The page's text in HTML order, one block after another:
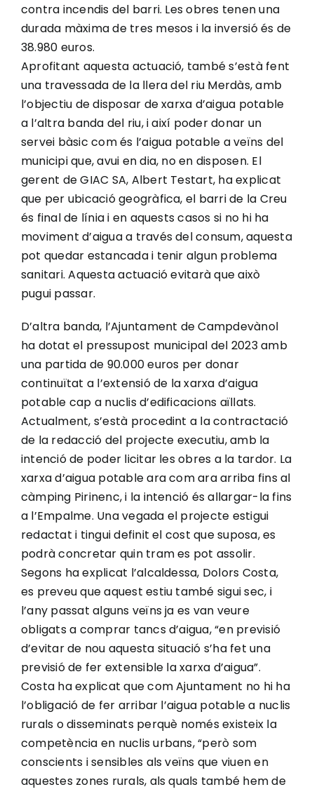
contra incendis del barri. Les obres tenen una
durada màxima de tres mesos i la inversió és de
38.980 euros.
Aprofitant aquesta actuació, també s’està fent
una travessada de la llera del riu Merdàs, amb
l’objectiu de disposar de xarxa d’aigua potable
a l’altra banda del riu, i així poder donar un
servei bàsic com és l’aigua potable a veïns del
municipi que, avui en dia, no en disposen. El
gerent de GIAC SA, Albert Testart, ha explicat
que per ubicació geogràfica, el barri de la Creu
és final de línia i en aquests casos si no hi ha
moviment d’aigua a través del consum, aquesta
pot quedar estancada i tenir algun problema
sanitari. Aquesta actuació evitarà que això
pugui passar.
D’altra banda, l’Ajuntament de Campdevànol
ha dotat el pressupost municipal del 2023 amb
una partida de 90.000 euros per donar
continuïtat a l’extensió de la xarxa d’aigua
potable cap a nuclis d’edificacions aïllats.
Actualment, s’està procedint a la contractació
de la redacció del projecte executiu, amb la
intenció de poder licitar les obres a la tardor. La
xarxa d’aigua potable ara com ara arriba fins al
càmping Pirinenc, i la intenció és allargar-la fins
a l’Empalme. Una vegada el projecte estigui
redactat i tingui definit el cost que suposa, es
podrà concretar quin tram es pot assolir.
Segons ha explicat l’alcaldessa, Dolors Costa,
es preveu que aquest estiu també sigui sec, i
l’any passat alguns veïns ja es van veure
obligats a comprar tancs d’aigua, “en previsió
d’evitar de nou aquesta situació s’ha fet una
previsió de fer extensible la xarxa d’aigua”.
Costa ha explicat que com Ajuntament no hi ha
l’obligació de fer arribar l’aigua potable a nuclis
rurals o disseminats perquè només existeix la
competència en nuclis urbans, “però som
conscients i sensibles als veïns que viuen en
aquestes zones rurals, als quals també hem de